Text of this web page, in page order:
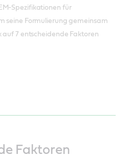
Spezifikationen für
seine Formulierung gemeinsam
auf 7 entscheidende Faktoren
Faktoren